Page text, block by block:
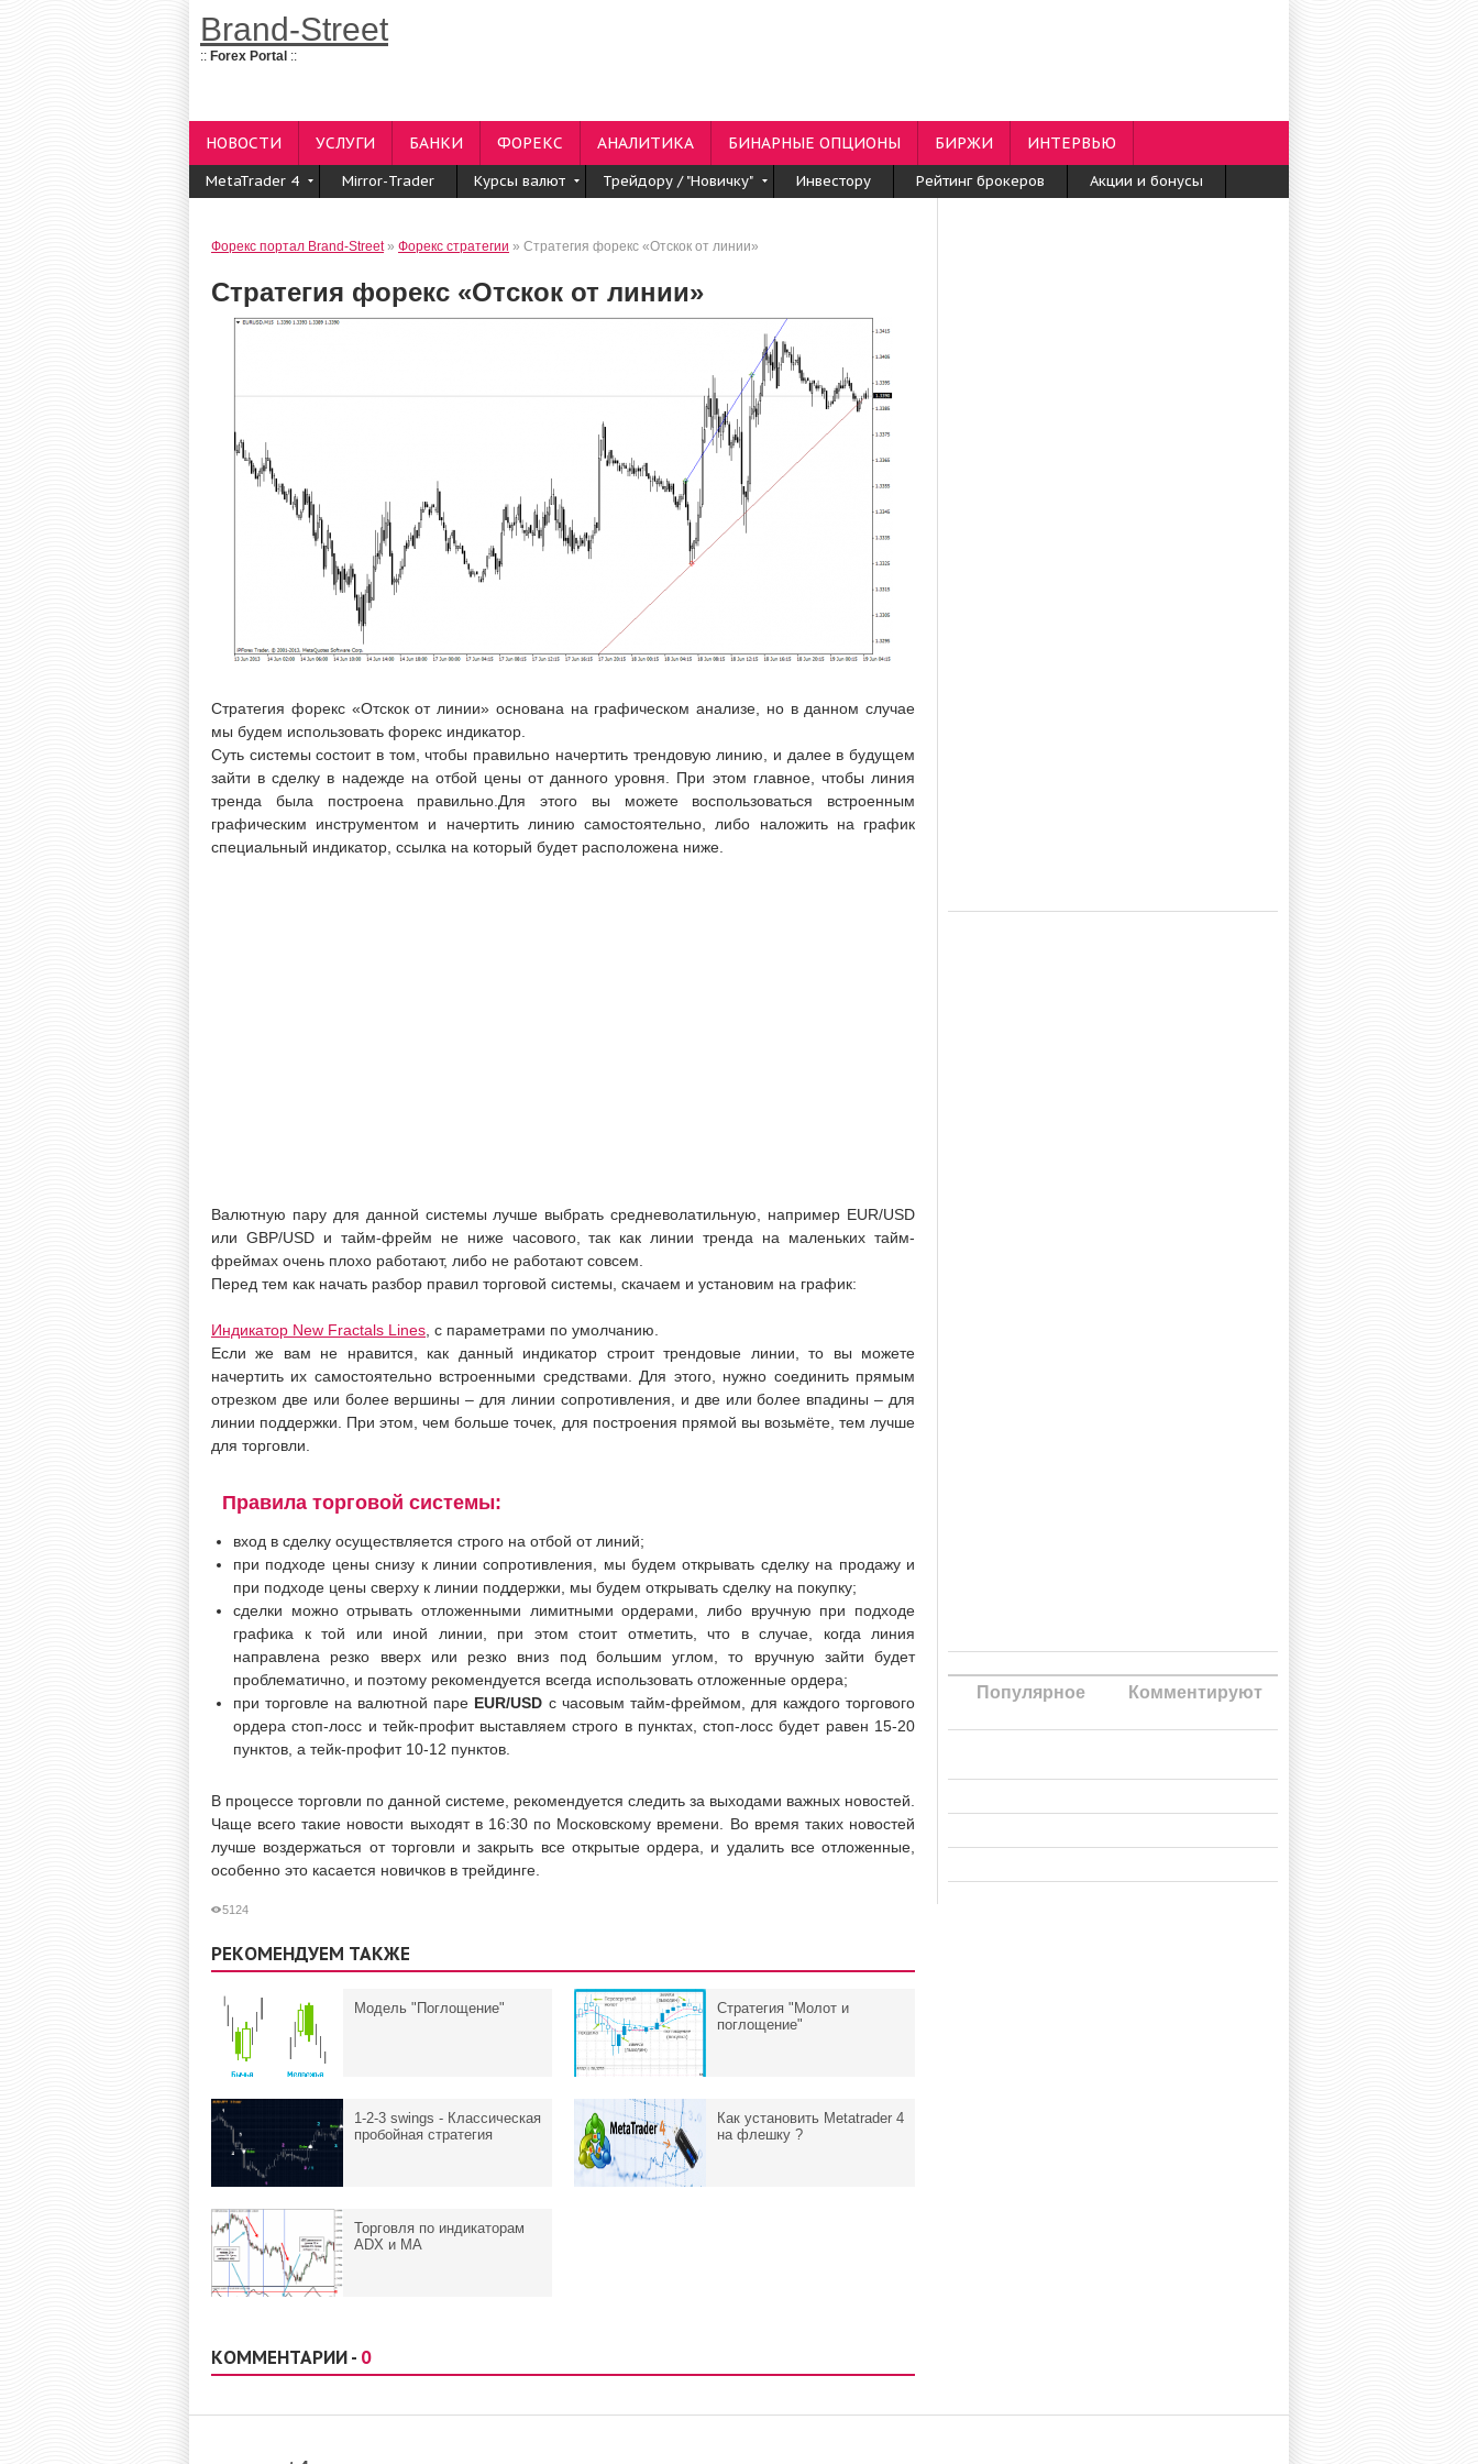
Brand-Street
:: Forex Portal ::
НОВОСТИ УСЛУГИ БАНКИ ФОРЕКС АНАЛИТИКА БИНАРНЫЕ ОПЦИОНЫ БИРЖИ ИНТЕРВЬЮ
MetaTrader 4 Mirror-Trader Курсы валют Трейдору / "Новичку" Инвестору Рейтинг брокеров Акции и бонусы
Форекс портал Brand-Street» Форекс стратегии » Стратегия форекс «Отскок от линии»
Стратегия форекс «Отскок от линии»
Стратегия форекс «Отскок от линии» основана на графическом анализе, но в данном случае
мы будем использовать форекс индикатор.
Суть системы состоит в том, чтобы правильно начертить трендовую линию, и далее в будущем
зайти в сделку в надежде на отбой цены от данного уровня. При этом главное, чтобы линия
тренда была построена правильно.Для этого вы можете воспользоваться встроенным
графическим инструментом и начертить линию самостоятельно, либо наложить на график
специальный индикатор, ссылка на который будет расположена ниже.
Валютную пару для данной системы лучше выбрать средневолатильную, например EUR/USD
или GBP/USD и тайм-фрейм не ниже часового, так как линии тренда на маленьких тайм-
фреймах очень плохо работают, либо не работают совсем.
Перед тем как начать разбор правил торговой системы, скачаем и установим на график:
Индикатор New Fractals Lines , с параметрами по умолчанию.
Если же вам не нравится, как данный индикатор строит трендовые линии, то вы можете
начертить их самостоятельно встроенными средствами. Для этого, нужно соединить прямым
отрезком две или более вершины – для линии сопротивления, и две или более впадины – для
линии поддержки. При этом, чем больше точек, для построения прямой вы возьмёте, тем лучше
для торговли.
Правила торговой системы:
вход в сделку осуществляется строго на отбой от линий;
при подходе цены снизу к линии сопротивления, мы будем открывать сделку на продажу и
при подходе цены сверху к линии поддержки, мы будем открывать сделку на покупку;
сделки можно отрывать отложенными лимитными ордерами, либо вручную при подходе
графика к той или иной линии, при этом стоит отметить, что в случае, когда линия
направлена резко вверх или резко вниз под большим углом, то вручную зайти будет
проблематично, и поэтому рекомендуется всегда использовать отложенные ордера;
при торговле на валютной паре EUR/USD с часовым тайм-фреймом, для каждого торгового
ордера стоп-лосс и тейк-профит выставляем строго в пунктах, стоп-лосс будет равен 15-20
пунктов, а тейк-профит 10-12 пунктов.
В процессе торговли по данной системе, рекомендуется следить за выходами важных новостей.
Чаще всего такие новости выходят в 16:30 по Московскому времени. Во время таких новостей
лучше воздержаться от торговли и закрыть все открытые ордера, и удалить все отложенные,
особенно это касается новичков в трейдинге.
5124
РЕКОМЕНДУЕМ ТАКЖЕ
Модель "Поглощение"
Стратегия "Молот и
поглощение"
1-2-3 swings - Классическая
пробойная стратегия
Как установить Metatrader 4
на флешку ?
Торговля по индикаторам
ADX и MA
КОММЕНТАРИИ - 0
Популярное Комментируют